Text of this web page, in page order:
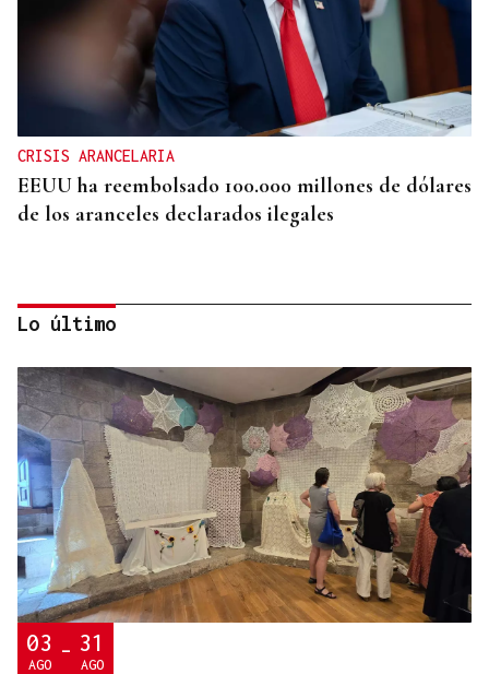
CRISIS ARANCELARIA
EEUU ha reembolsado 100.000 millones de dólares
de los aranceles declarados ilegales
HIDROCARBUROS
La OPEP+ sigue ampliando la oferta de petróleo
para estabilizar el mercado
Lo último
03
AGO - 31
AGO